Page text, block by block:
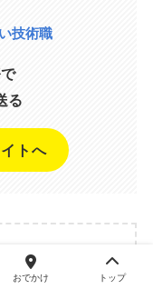
技術職
る
トへ
おでかけ トップ